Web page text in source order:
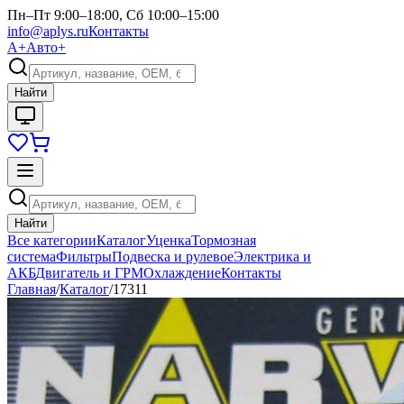
Пн–Пт 9:00–18:00, Сб 10:00–15:00
info@aplys.ruКонтакты
А+Авто+
Найти
Найти
Все категорииКаталогУценкаТормозная
системаФильтрыПодвеска и рулевоеЭлектрика и
АКБДвигатель и ГРМОхлаждениеКонтакты
Главная/Каталог/17311